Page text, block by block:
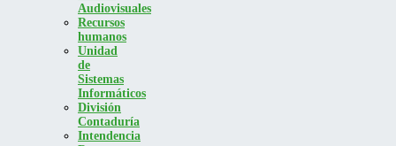
Audiovisuales
Recursos
humanos
Unidad
de
Sistemas
Informáticos
División
Contaduría
Intendencia